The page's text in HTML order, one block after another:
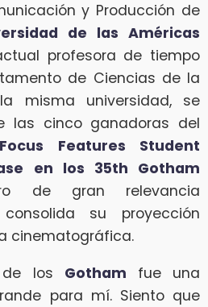
y Producción de
de las Américas
profesora de tiempo
de Ciencias de la
misma universidad, se
las cinco ganadoras del
Features Student
en los 35th Gotham
de gran relevancia
su proyección
cinematográfica.
de los Gotham fue una
para mí. Siento que